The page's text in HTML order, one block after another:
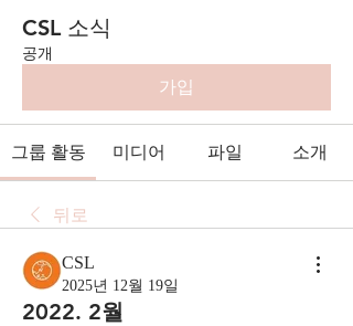
CSL 소식
공개
가입
그룹 활동 미디어 파일 소개
뒤로
CSL
2025년 12월 19일
2022. 2월